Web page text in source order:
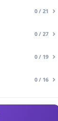
0 / 21
0 / 27
0 / 19
0 / 16